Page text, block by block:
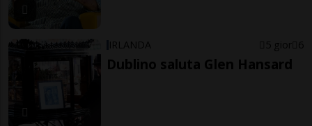
IRLANDA 5 gior 6
Dublino saluta Glen Hansard